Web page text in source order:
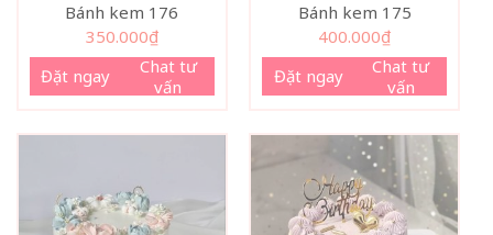
Bánh kem 176
350.000₫
Đặt ngay
Chat tư
vấn
Bánh kem 175
400.000₫
Đặt ngay
Chat tư
vấn